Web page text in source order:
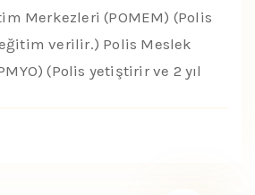
Merkezleri (POMEM) (Polis
verilir.) Polis Meslek
(Polis yetiştirir ve 2 yıl